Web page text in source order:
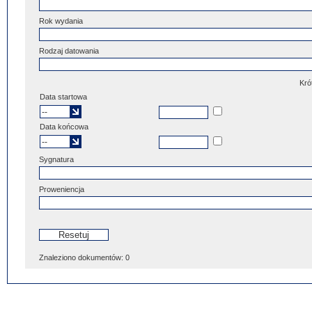
Rok wydania
Rodzaj datowania
Data startowa
Data końcowa
Sygnatura
Proweniencja
Znaleziono dokumentów: 0